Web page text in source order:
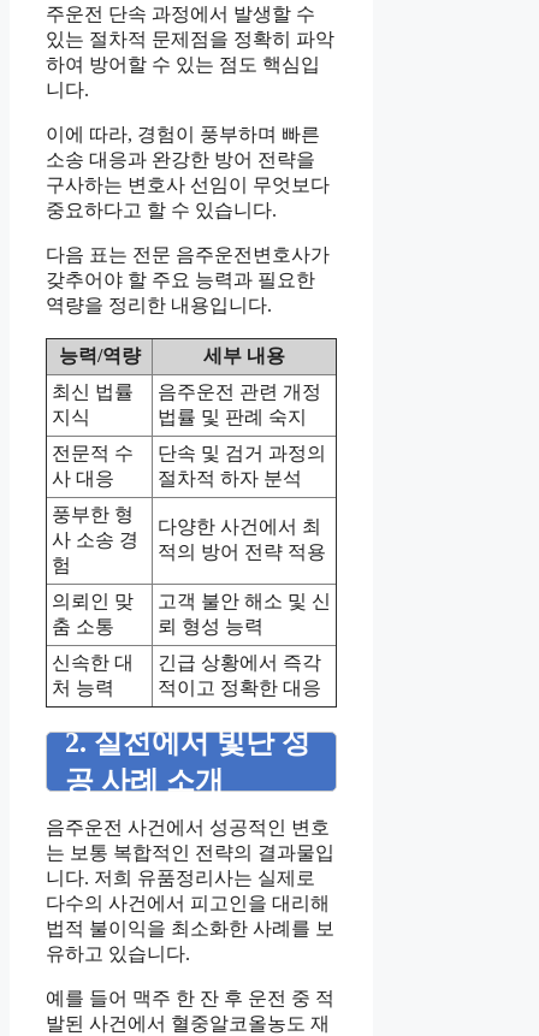
주운전 단속 과정에서 발생할 수
있는 절차적 문제점을 정확히 파악
하여 방어할 수 있는 점도 핵심입
니다.
이에 따라, 경험이 풍부하며 빠른
소송 대응과 완강한 방어 전략을
구사하는 변호사 선임이 무엇보다
중요하다고 할 수 있습니다.
다음 표는 전문 음주운전변호사가
갖추어야 할 주요 능력과 필요한
역량을 정리한 내용입니다.
능력/역량
세부 내용
최신 법률
지식
음주운전 관련 개정
법률 및 판례 숙지
전문적 수
사 대응
단속 및 검거 과정의
절차적 하자 분석
풍부한 형
사 소송 경
험
다양한 사건에서 최
적의 방어 전략 적용
의뢰인 맞
춤 소통
고객 불안 해소 및 신
뢰 형성 능력
신속한 대
처 능력
긴급 상황에서 즉각
적이고 정확한 대응
2. 실전에서 빛난 성
공 사례 소개
음주운전 사건에서 성공적인 변호
는 보통 복합적인 전략의 결과물입
니다. 저희 유품정리사는 실제로
다수의 사건에서 피고인을 대리해
법적 불이익을 최소화한 사례를 보
유하고 있습니다.
예를 들어 맥주 한 잔 후 운전 중 적
발된 사건에서 혈중알코올농도 재